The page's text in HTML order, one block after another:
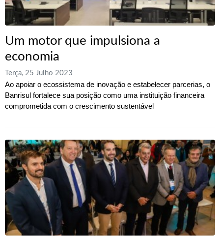
Um motor que impulsiona a
economia
Terça, 25 Julho 2023
Ao apoiar o ecossistema de inovação e estabelecer parcerias, o
Banrisul fortalece sua posição como uma instituição financeira
comprometida com o crescimento sustentável